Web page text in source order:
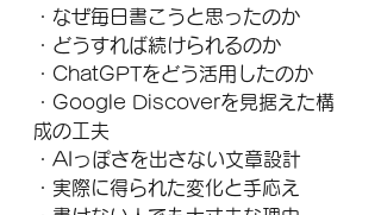
・なぜ毎日書こうと思ったのか
・どうすれば続けられるのか
・ChatGPTをどう活用したのか
・Google Discoverを見据えた構
成の工夫
・AIっぽさを出さない文章設計
・実際に得られた変化と手応え